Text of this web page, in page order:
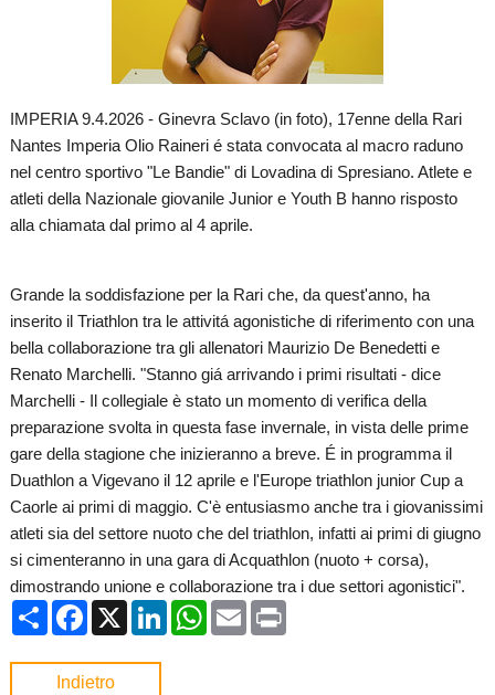
IMPERIA 9.4.2026 - Ginevra Sclavo (in foto), 17enne della Rari
Nantes Imperia Olio Raineri é stata convocata al macro raduno
nel centro sportivo "Le Bandie" di Lovadina di Spresiano. Atlete e
atleti della Nazionale giovanile Junior e Youth B hanno risposto
alla chiamata dal primo al 4 aprile.
Grande la soddisfazione per la Rari che, da quest'anno, ha
inserito il Triathlon tra le attivitá agonistiche di riferimento con una
bella collaborazione tra gli allenatori Maurizio De Benedetti e
Renato Marchelli. "Stanno giá arrivando i primi risultati - dice
Marchelli - Il collegiale è stato un momento di verifica della
preparazione svolta in questa fase invernale, in vista delle prime
gare della stagione che inizieranno a breve. É in programma il
Duathlon a Vigevano il 12 aprile e l'Europe triathlon junior Cup a
Caorle ai primi di maggio. C'è entusiasmo anche tra i giovanissimi
atleti sia del settore nuoto che del triathlon, infatti ai primi di giugno
si cimenteranno in una gara di Acquathlon (nuoto + corsa),
dimostrando unione e collaborazione tra i due settori agonistici".
CondividiFacebook
X LinkedInWhatsApp
EmailPrint
Indietro